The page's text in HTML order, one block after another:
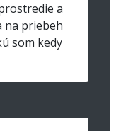
a
na priebeh
som kedy